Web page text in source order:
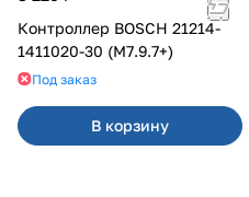
Контроллер BOSCH 21214-
1411020-30 (M7.9.7+)
Под заказ
В корзину